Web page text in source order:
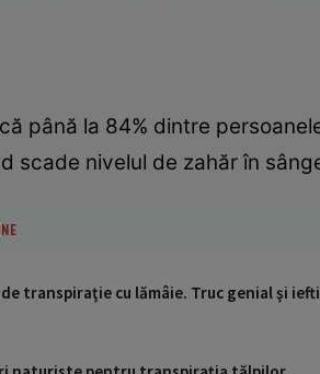
până la 84% dintre
scade nivelul de zahăr în
de transpiraţie cu lămâie. Truc genial şi